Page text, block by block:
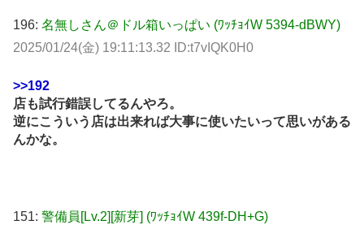
196: 名無しさん＠ドル箱いっぱい (ﾜｯﾁｮｲW 5394-dBWY)
2025/01/24(金) 19:11:13.32 ID:t7vIQK0H0
>>192
店も試行錯誤してるんやろ。
逆にこういう店は出来れば大事に使いたいって思いがある
んかな。
151: 警備員[Lv.2][新芽] (ﾜｯﾁｮｲW 439f-DH+G)